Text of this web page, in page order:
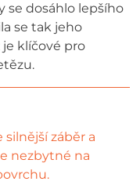
se dosáhlo lepšího
se tak jeho
klíčové pro
záběr a
nezbytné na